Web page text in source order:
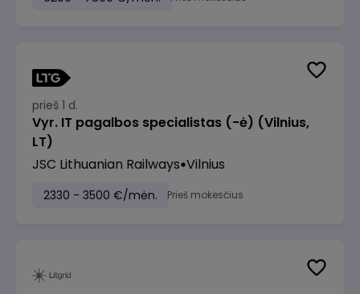
prieš 1 d.
Vyr. IT pagalbos specialistas (-ė) (Vilnius,
LT)
JSC Lithuanian Railways Vilnius
2330 - 3500 €/mėn. Prieš mokesčius